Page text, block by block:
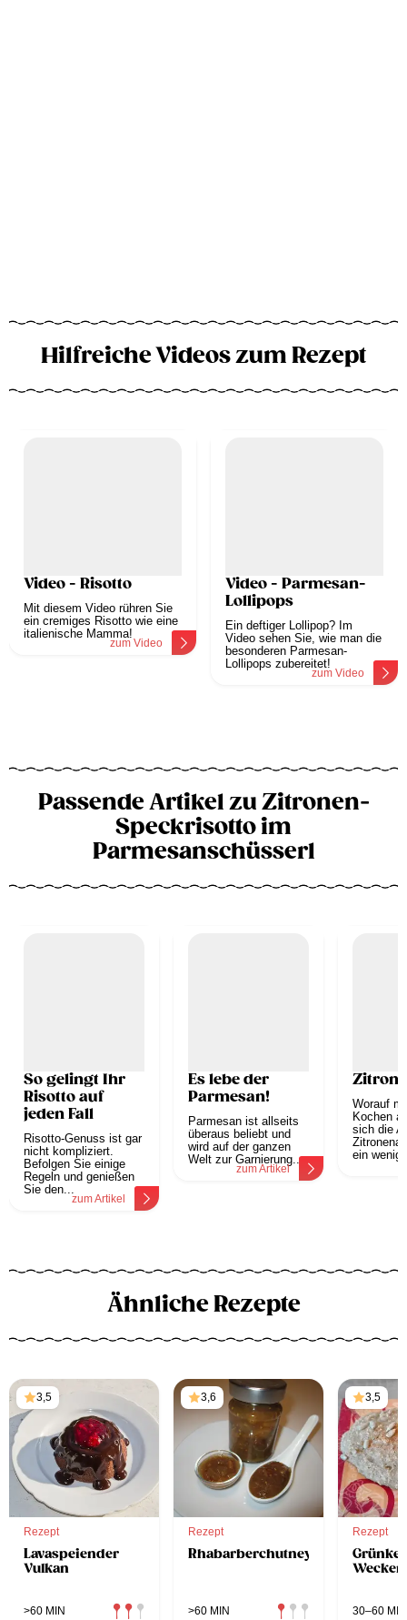
Hilfreiche Videos zum Rezept
Video - Risotto
Mit diesem Video rühren Sie
ein cremiges Risotto wie eine
italienische Mamma!
zum Video
Video - Parmesan-
Lollipops
Ein deftiger Lollipop? Im
Video sehen Sie, wie man die
besonderen Parmesan-
Lollipops zubereitet!
zum Video
Passende Artikel zu Zitronen-
Speckrisotto im
Parmesanschüsserl
So gelingt Ihr
Risotto auf
jeden Fall
Risotto-Genuss ist gar
nicht kompliziert.
Befolgen Sie einige
Regeln und genießen
Sie den...
zum Artikel
Es lebe der
Parmesan!
Parmesan ist allseits
überaus beliebt und
wird auf der ganzen
Welt zur Garnierung...
zum Artikel
Zitrone
Worauf
Kochen
sich die
ein wenig
Ähnliche Rezepte
3,5
Rezept
Lavaspeiender
Vulkan
>60 MIN
3,6
Rezept
Rhabarberchutney
>60 MIN
3,5
Rezept
Weckerl
30–60 MIN